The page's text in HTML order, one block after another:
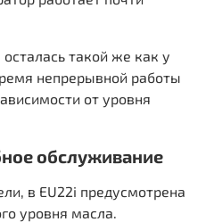
такой же как у
непрерывной работы
от уровня
обслуживание
в EU22i предусмотрена
уровня масла.